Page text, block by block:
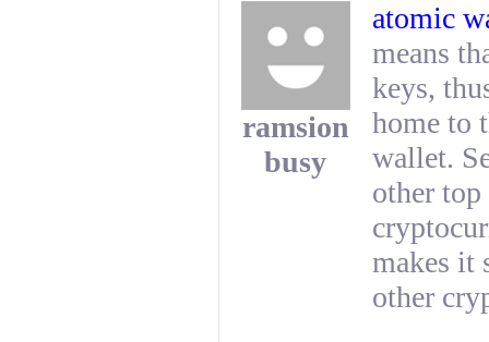
ramsion
busy
atomic
means
keys,
home to
wallet.
other
makes it
other